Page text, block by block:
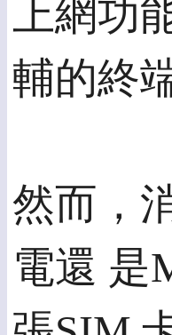
上網功
輔的終
然而，
電還 是